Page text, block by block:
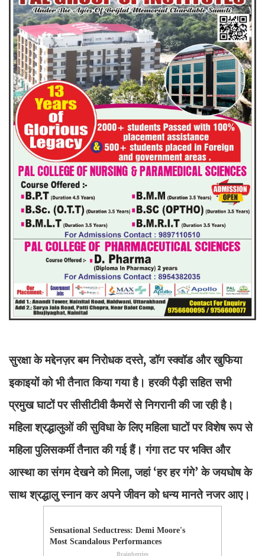
सुरक्षा के मद्देनज़र बम निरोधक दस्ते, डॉग स्क्वॉड और खुफिया
इकाइयों को भी तैनात किया गया है। हरकी पैड़ी सहित सभी
प्रमुख घाटों पर सीसीटीवी कैमरों से निगरानी की जा रही है।
महिला श्रद्धालुओं की सुविधा के लिए महिला घाटों पर विशेष रूप से
महिला पुलिसकर्मी तैनात की गई हैं। गंगा तट पर भक्ति और
आस्था का संगम देखने को मिला, जहां ‘हर हर गंगे’ के जयघोष के
साथ श्रद्धालु स्नान कर अपने जीवन को धन्य मानते नजर आए।